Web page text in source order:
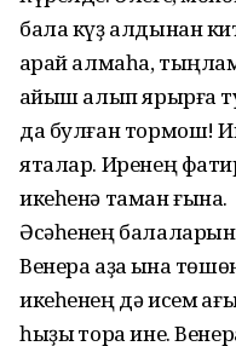
бала күҙ алдынан
ҡарай алмаһа,
ҡайыш алып ярырға
да булған тормош!
яталар. Иренең
икеһенә таман ғына.
Әсәһенең
Венера аҙаҡ ҡына
икеһенең дә исем
һыҙыҡ тора ине.